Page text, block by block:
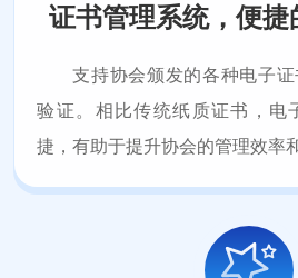
证书管理系统，便捷
支持协会颁发的各种电子
验证。相比传统纸质证书，电
捷，有助于提升协会的管理效率